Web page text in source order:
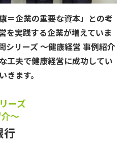
＝企業の重要な資本」との考
を実践する企業が増えていま
シリーズ ～健康経営 事例紹介
工夫で健康経営に成功してい
きます。
ーズ
～
行